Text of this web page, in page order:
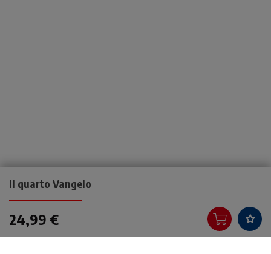
Il quarto Vangelo
24,99 €